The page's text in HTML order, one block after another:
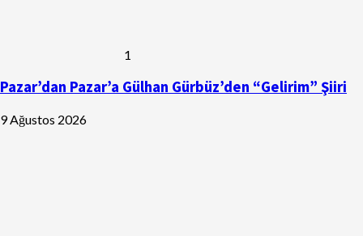
1
Pazar’dan Pazar’a Gülhan Gürbüz’den “Gelirim” Şiiri
9 Ağustos 2026